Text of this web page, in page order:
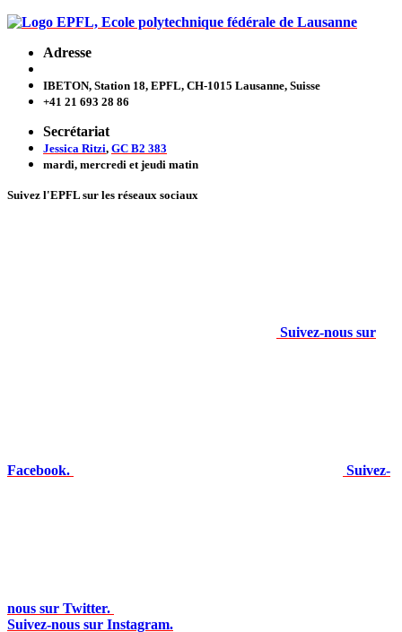
Adresse
IBETON, Station 18, EPFL, CH-1015 Lausanne, Suisse
+41 21 693 28 86
Secrétariat
Jessica Ritzi, GC B2 383
mardi, mercredi et jeudi matin
Suivez l'EPFL sur les réseaux sociaux
Suivez-nous sur
Facebook. Suivez-
nous sur Twitter.
Suivez-nous sur Instagram.